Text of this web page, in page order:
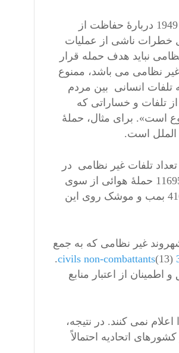
در واقع، مادۀ 51 از پیوند نامۀ پیوستی (یا پروتکل الحاقی) در منشور ژنو مورخۀ 12 اوت 1949 دربارۀ حفاظت از
خطرات ناشی از عملیات
نباید هدف حمله قرار
نظامی می باشد، ممنوع
انسانی بین مردم
تلفات و خساراتی که
در کسب برتری نظامی خیلی فراتر بنظر می رسد (11) ممنوع است». برای مثال، حملۀ
الملل است.
تلفات غیر نظامی در
عراق و سوریه را منتشر می کند. در 18 آوریل 2016 و پس از 621 روز اردو، این سایت 11695 حملۀ هوائی از سوی
اتحادیه را اعلام کرد (7911 در عراق، و 3784 در سوریه) یعنی بطور مشخص اتحادیه 41697 بمب و موشک روی این
آوریل و 18 آوریل 2016، یعنی پس از دوسال حملۀ هوائی سنگین، بیش از 3000 شهروند غیر نظامی که به جمع
(13).
از اعتبار منابع
نمی کنند. در نتیجه،
اتحادیه احتمالاً